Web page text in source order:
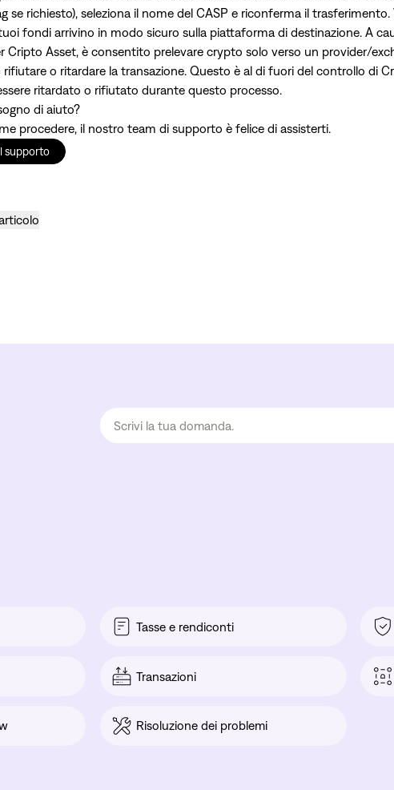
se richiesto), seleziona il nome del CASP e riconferma il
fondi arrivino in modo sicuro sulla piattaforma di destinazione. A
Cripto Asset, è consentito prelevare crypto solo verso un provider/
o ritardare la transazione. Questo è al di fuori del controllo di
ritardato o rifiutato durante questo processo.
di aiuto?
procedere, il nostro team di supporto è felice di assisterti.
supporto
Tasse e rendiconti
Transazioni
Risoluzione dei problemi